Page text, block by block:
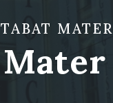
MATER